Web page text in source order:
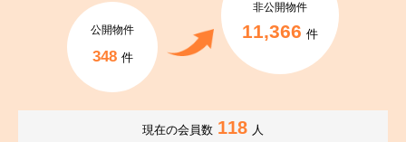
公開物件
348 件
非公開物件
11,366 件
現在の会員数 118 人